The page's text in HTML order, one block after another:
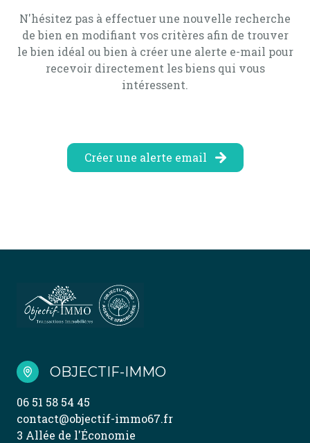
N'hésitez pas à effectuer une nouvelle recherche
de bien en modifiant vos critères afin de trouver
le bien idéal ou bien à créer une alerte e-mail pour
recevoir directement les biens qui vous
intéressent.
Créer une alerte email
OBJECTIF-IMMO
06 51 58 54 45
contact@objectif-immo67.fr
3 Allée de l'Économie